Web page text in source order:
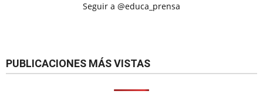
Seguir a @educa_prensa
PUBLICACIONES MÁS VISTAS